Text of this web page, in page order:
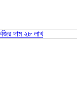
দাম ২৮ লাখ